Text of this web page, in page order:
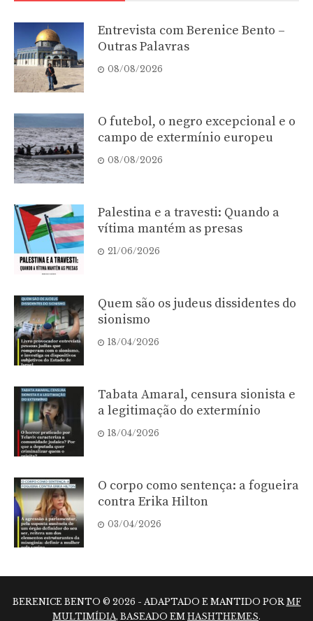
Entrevista com Berenice Bento –
Outras Palavras
08/08/2026
O futebol, o negro excepcional e o
campo de extermínio europeu
08/08/2026
Palestina e a travesti: Quando a
vítima mantém as presas
21/06/2026
Quem são os judeus dissidentes do
sionismo
18/04/2026
Tabata Amaral, censura sionista e
a legitimação do extermínio
18/04/2026
O corpo como sentença: a fogueira
contra Erika Hilton
03/04/2026
BERENICE BENTO © 2026 - ADAPTADO E MANTIDO POR MF
MULTIMÍDIA, BASEADO EM HASHTHEMES.